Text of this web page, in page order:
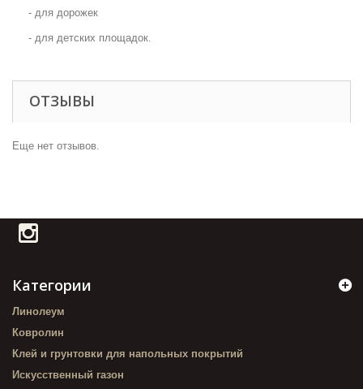
- для дорожек
- для детских площадок.
ОТЗЫВЫ
Еще нет отзывов.
Категории
Линолеум
Ковролин
Клей и грунтовки для напольных покрытий
Искусственный газон